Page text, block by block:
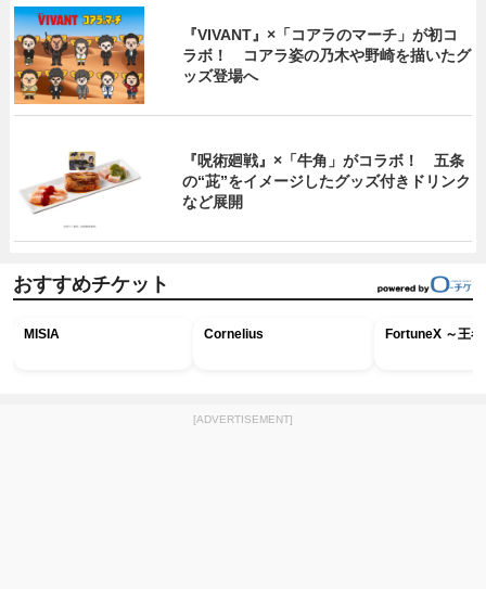
『VIVANT』×「コアラのマーチ」が初コ
ラボ！ コアラ姿の乃木や野崎を描いたグ
ッズ登場へ
『呪術廻戦』×「牛角」がコラボ！ 五条
の“茈”をイメージしたグッズ付きドリンク
など展開
おすすめチケット
MISIA Cornelius FortuneX ～王
[ADVERTISEMENT]